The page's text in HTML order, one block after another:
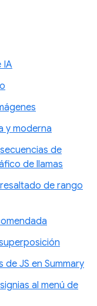
IA
y moderna
de
de llamas
de rango
de JS en Summary
al menú de